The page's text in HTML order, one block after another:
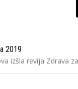
2019
izšla revija Zdrava